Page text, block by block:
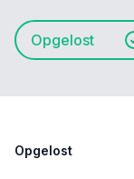
Opgelost
Opgelost